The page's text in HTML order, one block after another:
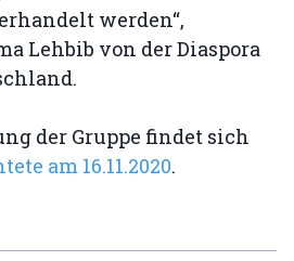
werden“,
Lehbib von der Diaspora
der Gruppe findet sich
am 16.11.2020.